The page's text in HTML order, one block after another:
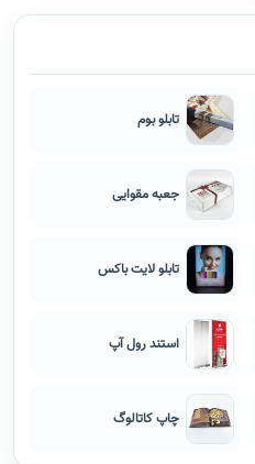
تابلو بوم
جعبه مقوایی
تابلو لایت باکس
استند رول آپ
چاپ کاتالوگ